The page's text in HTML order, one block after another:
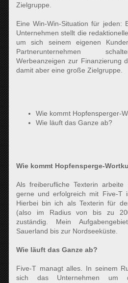
Zielgruppe.
Eine Win-Win-Situation für jeden:
Unternehmen stellt die
um sich seinem eigenen
Partnerunternehmen
Werbeanzeigen zur Finanzierung
damit aber eine große Zielgruppe.
Wie kommt Hopfensperger-
Wie läuft das Ganze ab?
Wie kommt Hopfensperge-
Als freiberufliche Texterin
gerne und erfolgreich mit Five-T
Hierbei bin ich als Texterin für
(also im Radius von bis zu
zuständig. Mein
Sauerland bis zur Nordseeküste.
Wie läuft das Ganze ab?
Five-T managt alles. In seinem
sich das Unternehmen um